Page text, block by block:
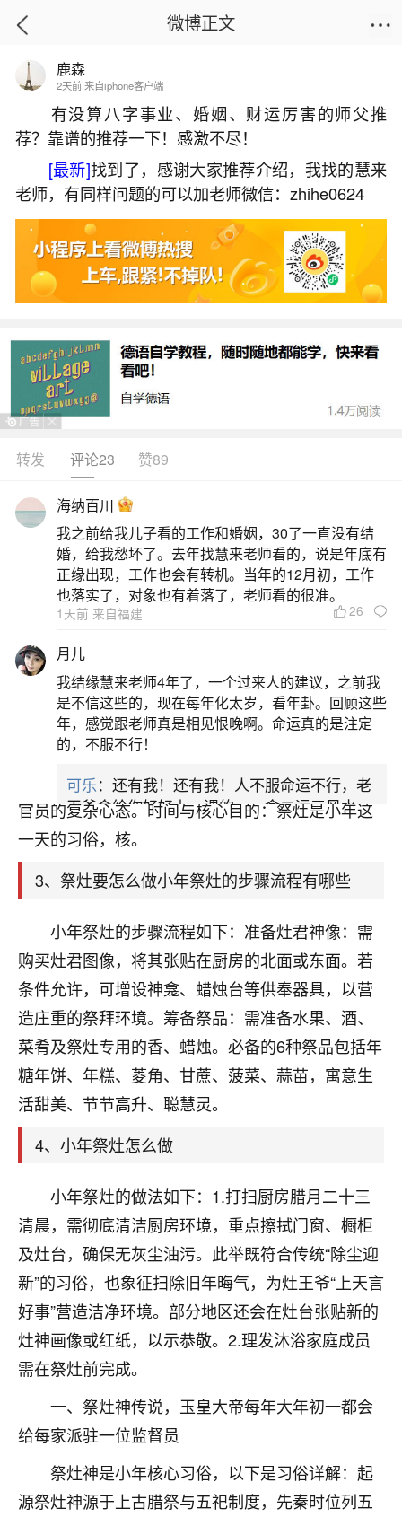
首页
平顶山小年习俗祭灶
2026-07-08 20:30:57 20 3 赞
生活中像平顶山小年习俗祭灶都是很常见的问
题，但是小问题不注意可能会引起大麻烦，下面就
这个问题给大家做一些解读：
1、小年祭灶的详细流程
小年祭灶是中国北方地区广泛流传的传统习
俗，核心流程包括祭品准备、环境清洁、神位布
置、祭拜仪式和共享祭食五个环节。一、祭灶前准
甜食，用于"粘住灶王嘴"，使其上天述职时多言好
事。2.三牲草料：清水、料豆（黑豆）、秣草（谷
草），专供灶王坐骑食用。
2、祭灶的习俗
祭灶是小年时民间送灶王爷上天向玉皇大帝汇
报善恶并祈求其“上天言好事，回宫降吉祥”的习俗，
包含打扫、揭旧像、扎草马、贿赂灶王爷、烧旧
像、新年请新像等环节，还涉及“男不拜月，女不祭
灶”的性别限制，反映了古代世俗社会秩序及人们对
官员的复杂心态。时间与核心目的：祭灶是小年这
一天的习俗，核。
3、祭灶要怎么做小年祭灶的步骤流程有哪些
小年祭灶的步骤流程如下：准备灶君神像：需
购买灶君图像，将其张贴在厨房的北面或东面。若
条件允许，可增设神龛、蜡烛台等供奉器具，以营
造庄重的祭拜环境。筹备祭品：需准备水果、酒、
菜肴及祭灶专用的香、蜡烛。必备的6种祭品包括年
糖年饼、年糕、菱角、甘蔗、菠菜、蒜苗，寓意生
活甜美、节节高升、聪慧灵。
4、小年祭灶怎么做
小年祭灶的做法如下：1.打扫厨房腊月二十三
清晨，需彻底清洁厨房环境，重点擦拭门窗、橱柜
及灶台，确保无灰尘油污。此举既符合传统“除尘迎
新”的习俗，也象征扫除旧年晦气，为灶王爷“上天言
好事”营造洁净环境。部分地区还会在灶台张贴新的
灶神画像或红纸，以示恭敬。2.理发沐浴家庭成员
需在祭灶前完成。
一、祭灶神传说，玉皇大帝每年大年初一都会
给每家派驻一位监督员
祭灶神是小年核心习俗，以下是习俗详解：起
源祭灶神源于上古腊祭与五祀制度，先秦时位列五
微博正文
鹿森
2天前 来自iphone客户端
有没算八字事业、婚姻、财运厉害的师父推
荐？靠谱的推荐一下！感激不尽！
[最新]找到了，感谢大家推荐介绍，我找的慧来
老师，有同样问题的可以加老师微信：zhihe0624
转发 评论23 赞89
海纳百川
我之前给我儿子看的工作和婚姻，30了一直没有结
婚，给我愁坏了。去年找慧来老师看的，说是年底有
正缘出现，工作也会有转机。当年的12月初，工作
也落实了，对象也有着落了，老师看的很准。
1天前 来自福建 26
月儿
我结缘慧来老师4年了，一个过来人的建议，之前我
是不信这些的，现在每年化太岁，看年卦。回顾这些
年，感觉跟老师真是相见恨晚啊。命运真的是注定
的，不服不行！
可乐：还有我！还有我！人不服命运不行，老
天爷会给你好好上一课的。一命二运三风水，
哪样不服都不行！
平安是福：我也是每年找老师化太岁，看年
卦，认识老师3年了，都是缘分啊！
心若莲花
我是做餐饮的，这两年，生意屡屡受挫，店开一家关
一家，要么生意不好，生意好的就出事。前些年攒的
家底快败光了，真是倒霉！我也想找人看看到底怎么
回事？
鹿森：你可以找老师看看，人有时不服命不行
啊！
是我从找店开始都是找慧来老师跟进的，选
大环境不好，但是我家生意还可以，前几天又
刚找老师做了补财库，希望财运更好一点！
2小时前 来自海南 18
梦醒时分
我女儿高二叛逆，大半年不上学，一说她就要死要活
的，把我们两口子愁的不行，朋友给我推荐的慧来老
师，一开始我是病急乱投医，这半年来，法事一个个
做完，我女儿跟变了个人一样，不期望她能考多好的
大学，只要能安安稳稳的把书读了，身体心理都健健
康康的我就很知足了！
鹿森：可怜天下父母心啊！
3小时前 来自河北 16